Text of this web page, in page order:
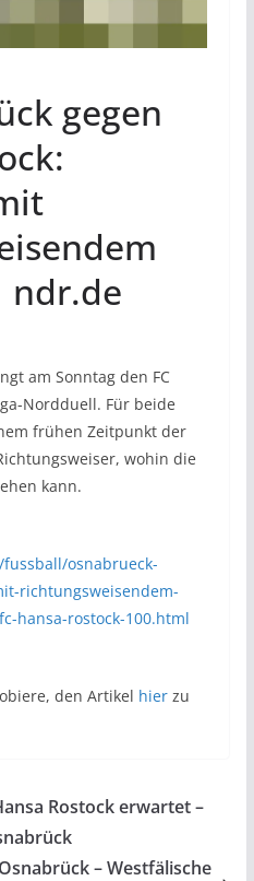
gegen
ndr.de
am Sonntag den FC
Nordduell. Für beide
frühen Zeitpunkt der
wohin die
kann.
osnabrueck-
richtungsweisendem-
hansa-rostock-100.html
den Artikel hierzu
Rostock erwartet –
– Westfälische